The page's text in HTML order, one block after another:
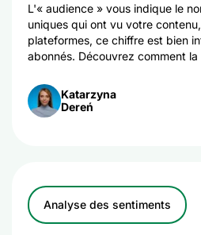
L'« audience » vous indique le
uniques qui ont vu votre
plateformes, ce chiffre est bien
abonnés. Découvrez comment
Katarzyna
Dereń
Analyse des sentiments